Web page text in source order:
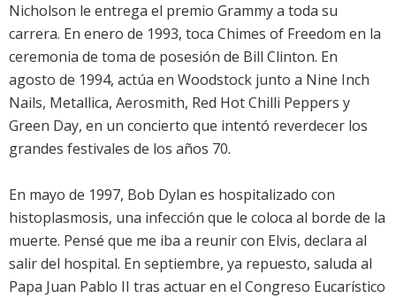
Nicholson le entrega el premio Grammy a toda su
carrera. En enero de 1993, toca Chimes of Freedom en la
ceremonia de toma de posesión de Bill Clinton. En
agosto de 1994, actúa en Woodstock junto a Nine Inch
Nails, Metallica, Aerosmith, Red Hot Chilli Peppers y
Green Day, en un concierto que intentó reverdecer los
grandes festivales de los años 70.
En mayo de 1997, Bob Dylan es hospitalizado con
histoplasmosis, una infección que le coloca al borde de la
muerte. Pensé que me iba a reunir con Elvis, declara al
salir del hospital. En septiembre, ya repuesto, saluda al
Papa Juan Pablo II tras actuar en el Congreso Eucarístico